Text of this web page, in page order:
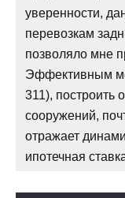
уверенности,
перевозкам
позволяло мне
Эффективным
311), построить
сооружений,
отражает
ипотечная